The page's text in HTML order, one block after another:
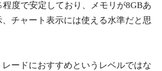
度で安定しており、メモリが8GBあ
チャート表示には使える水準だと思
ードにおすすめというレベルではな